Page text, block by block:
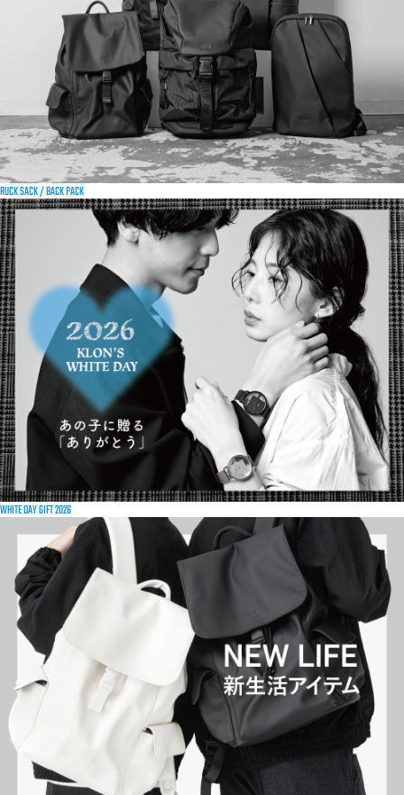
RUCK SACK / BACK PACK
WHITE DAY GIFT 2026